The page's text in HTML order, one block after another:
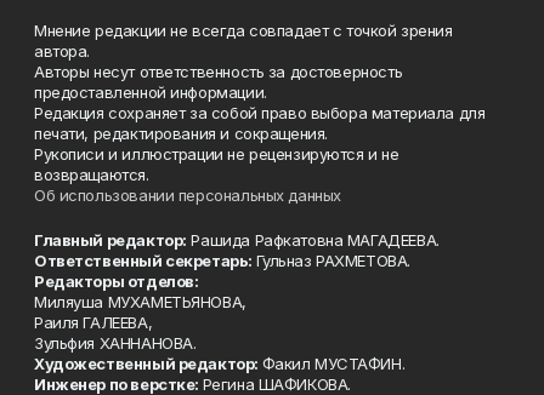
Мнение редакции не всегда совпадает с точкой зрения
автора.
Авторы несут ответственность за достоверность
предоставленной информации.
Редакция сохраняет за собой право выбора материала для
печати, редактирования и сокращения.
Рукописи и иллюстрации не рецензируются и не
возвращаются.
Об использовании персональных данных
Главный редактор: Рашида Рафкатовна МАГАДЕЕВА.
Ответственный секретарь: Гульназ РАХМЕТОВА.
Редакторы отделов:
Миляуша МУХАМЕТЬЯНОВА,
Раиля ГАЛЕЕВА,
Зульфия ХАННАНОВА.
Художественный редактор: Факил МУСТАФИН.
Инженер по верстке: Регина ШАФИКОВА.